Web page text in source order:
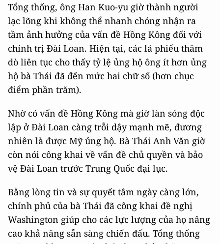
Tổng thống, ông Han Kuo-yu giờ thành người
lạc lõng khi không thể nhanh chóng nhận ra
tầm ảnh hưởng của vấn đề Hồng Kông đối với
chính trị Đài Loan. Hiện tại, các lá phiếu thăm
dò liên tục cho thấy tỷ lệ ủng hộ ông ít hơn ủng
hộ bà Thái đã đến mức hai chữ số (hơn chục
điểm phần trăm).
Nhờ có vấn đề Hồng Kông mà giờ làn sóng độc
lập ở Đài Loan càng trỗi dậy mạnh mẽ, đương
nhiên là được Mỹ ủng hộ. Bà Thái Anh Văn giờ
còn nói công khai về vấn đề chủ quyền và bảo
vệ Đài Loan trước Trung Quốc đại lục.
Bằng lòng tin và sự quyết tâm ngày càng lớn,
chính phủ của bà Thái đã công khai đề nghị
Washington giúp cho các lực lượng của họ nâng
cao khả năng sẵn sàng chiến đấu. Tổng thống